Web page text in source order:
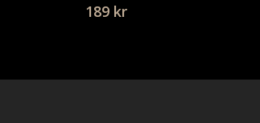
189 kr